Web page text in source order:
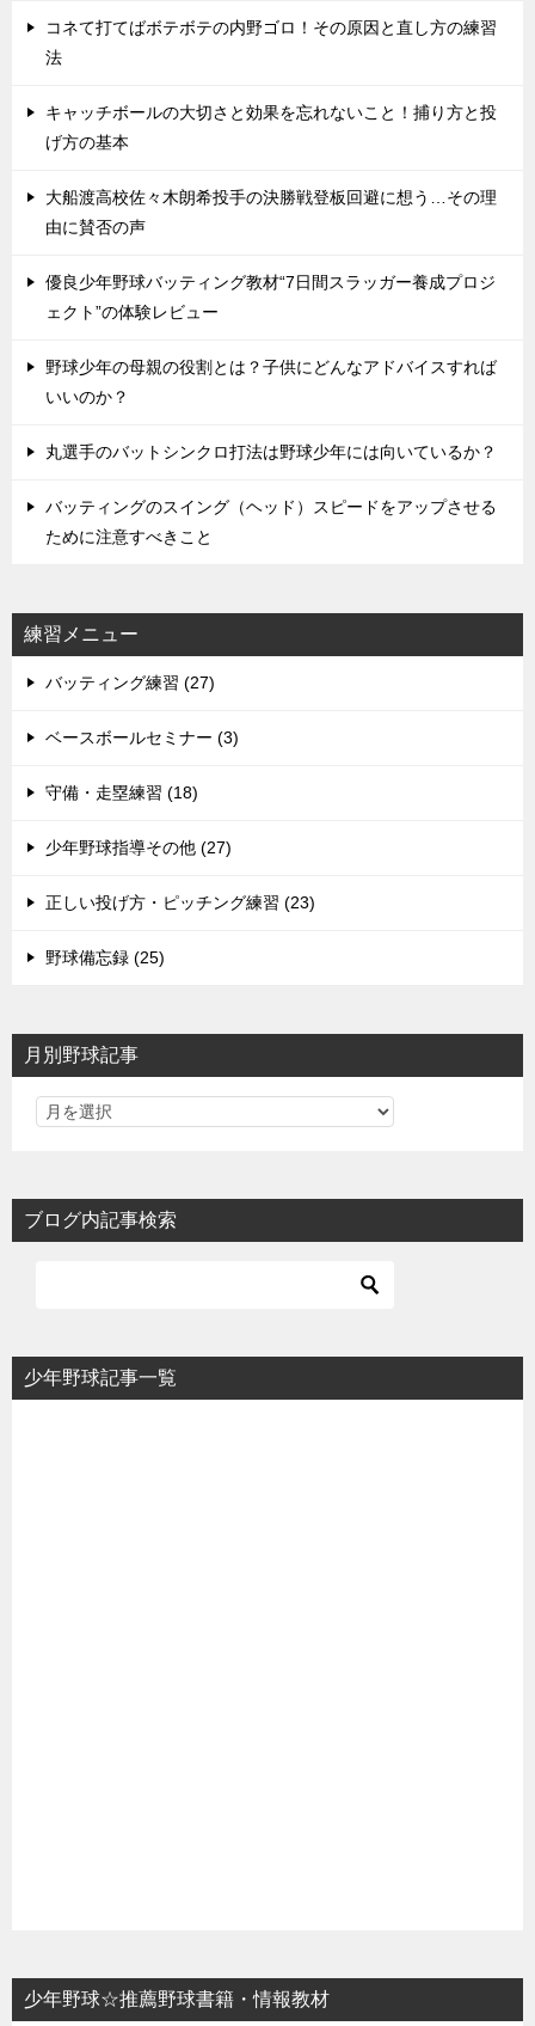
コネて打てばボテボテの内野ゴロ！その原因と直し方の練習
法
キャッチボールの大切さと効果を忘れないこと！捕り方と投
げ方の基本
大船渡高校佐々木朗希投手の決勝戦登板回避に想う…その理
由に賛否の声
優良少年野球バッティング教材“7日間スラッガー養成プロジ
ェクト”の体験レビュー
野球少年の母親の役割とは？子供にどんなアドバイスすれば
いいのか？
丸選手のバットシンクロ打法は野球少年には向いているか？
バッティングのスイング（ヘッド）スピードをアップさせる
ために注意すべきこと
練習メニュー
バッティング練習 (27)
ベースボールセミナー (3)
守備・走塁練習 (18)
少年野球指導その他 (27)
正しい投げ方・ピッチング練習 (23)
野球備忘録 (25)
月別野球記事
ブログ内記事検索
少年野球記事一覧
少年野球☆推薦野球書籍・情報教材